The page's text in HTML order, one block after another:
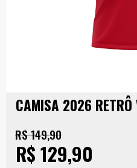
CAMISA 2026 RETRÔ
R$ 149,90
R$ 129,90